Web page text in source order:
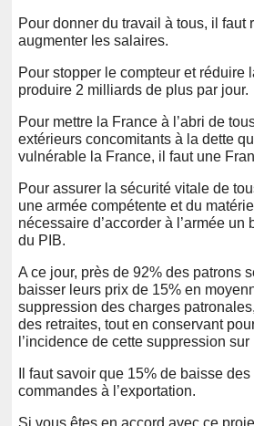
Pour donner du travail à tous, il faut
augmenter les salaires.
Pour stopper le compteur et réduire
produire 2 milliards de plus par jour.
Pour mettre la France à l’abri de
extérieurs concomitants à la dette
vulnérable la France, il faut une
Pour assurer la sécurité vitale de
une armée compétente et du
nécessaire d’accorder à l’armée un
du PIB.
A ce jour, près de 92% des patrons
baisser leurs prix de 15% en
suppression des charges
des retraites, tout en conservant
l’incidence de cette suppression
Il faut savoir que 15% de baisse
commandes à l’exportation.
Si vous êtes en accord avec ce